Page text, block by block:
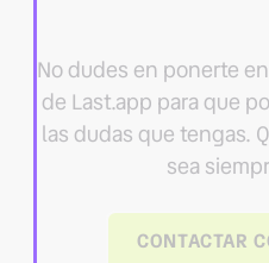
No dudes en ponerte
de Last.app para que
las dudas que tengas.
sea
CONTACTAR